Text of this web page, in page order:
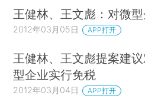
王健林、王文彪：对微
2012年03月05日 APP打开
王健林、王文彪提案建
型企业实行免税
2012年03月04日 APP打开